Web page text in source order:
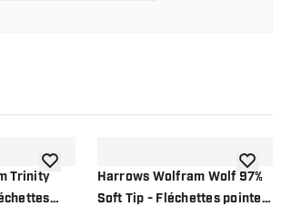
Trinityajouter à la liste de souhaits
Harrows Wolfram Wolf 97%
Soft Tip - Fléchettes pointe
ajouter à